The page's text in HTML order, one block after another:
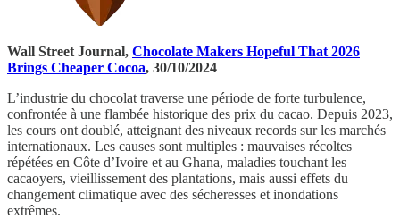
Wall Street Journal, Chocolate Makers Hopeful That 2026
Brings Cheaper Cocoa, 30/10/2024
L’industrie du chocolat traverse une période de forte turbulence,
confrontée à une flambée historique des prix du cacao. Depuis 2023,
les cours ont doublé, atteignant des niveaux records sur les marchés
internationaux. Les causes sont multiples : mauvaises récoltes
répétées en Côte d’Ivoire et au Ghana, maladies touchant les
cacaoyers, vieillissement des plantations, mais aussi effets du
changement climatique avec des sécheresses et inondations
extrêmes.